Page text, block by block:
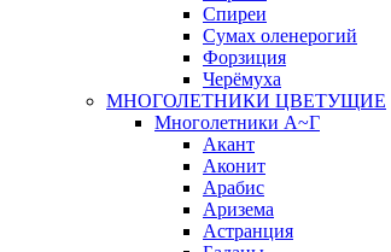
Спиреи
Сумах оленерогий
Форзиция
Черёмуха
МНОГОЛЕТНИКИ ЦВЕТУЩИЕ
Многолетники А~Г
Акант
Аконит
Арабис
Аризема
Астранция